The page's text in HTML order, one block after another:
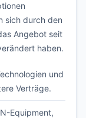
sich durch den
Angebot seit
haben.
und
Verträge.
Equipment,